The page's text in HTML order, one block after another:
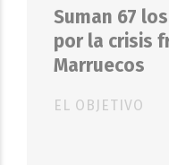
Suman 67
por la crisis
Marruecos
EL OBJETIVO